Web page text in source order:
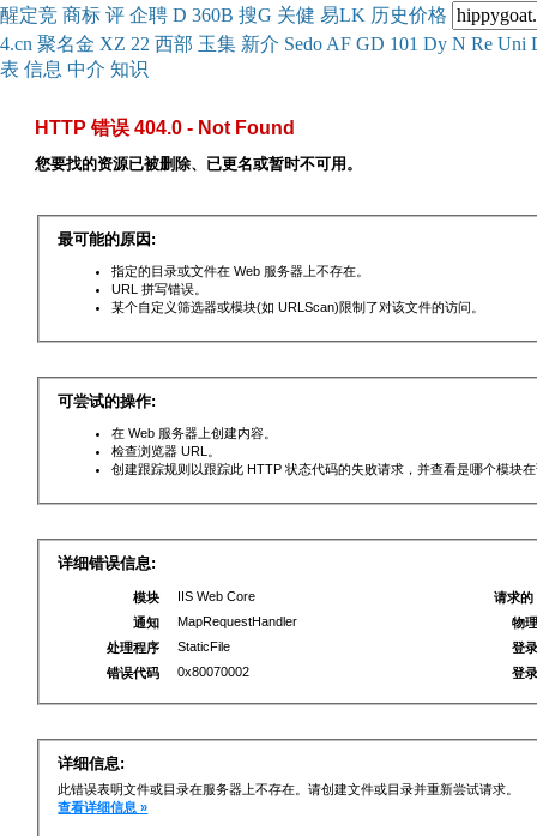
醒定竞 商标 评 企聘 D 360B 搜G 关健 易LK 历史价格
4.cn 聚名金 XZ 22 西部 玉集 新介 Sedo AF GD 101 Dy N Re Uni
表 信息 中介 知识